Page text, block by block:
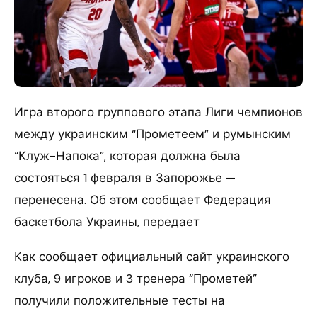
Игра второго группового этапа Лиги чемпионов
между украинским “Прометеем” и румынским
“Клуж-Напока”, которая должна была
состояться 1 февраля в Запорожье —
перенесена. Об этом сообщает Федерация
баскетбола Украины, передает
Как сообщает официальный сайт украинского
клуба, 9 игроков и 3 тренера “Прометей”
получили положительные тесты на